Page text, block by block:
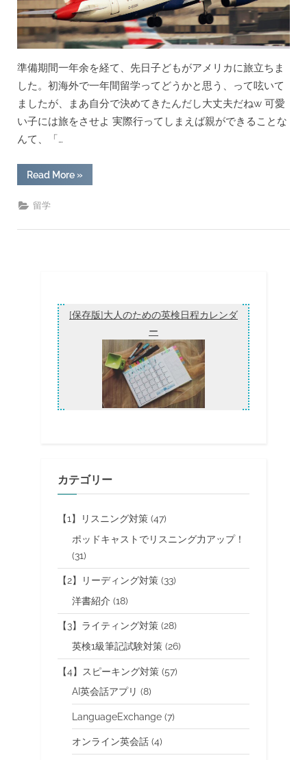
準備期間一年余を経て、先日子どもがアメリカに旅立ちま
した。初海外で一年間留学ってどうかと思う、って呟いて
ましたが、まあ自分で決めてきたんだし大丈夫だねw 可愛
い子には旅をさせよ 実際行ってしまえば親ができることな
んて、「…
Read More“高
校
も
が
出
»
留学
[保存版]大人のための英検日程カレンダ
ー
カテゴリー
【1】リスニング対策 (47)
ポッドキャストでリスニング力アップ！
(31)
【2】リーディング対策 (33)
洋書紹介 (18)
【3】ライティング対策 (28)
英検1級筆記試験対策 (26)
【4】スピーキング対策 (57)
AI英会話アプリ (8)
LanguageExchange (7)
オンライン英会話 (4)